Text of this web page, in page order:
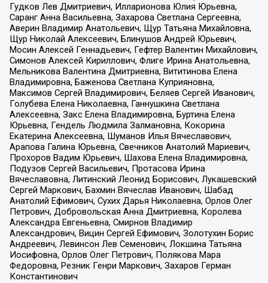
Гудков Лев Дмитриевич, Илларионова Юлия Юрьевна,
Саранг Анна Васильевна, Захарова Светлана Сергеевна,
Аверин Владимир Анатольевич, Щур Татьяна Михайловна,
Щур Николай Алексеевич, Блинушов Андрей Юрьевич,
Мосин Алексей Геннадьевич, Гефтер Валентин Михайлович,
Симонов Алексей Кириллович, Флиге Ирина Анатольевна,
Мельникова Валентина Дмитриевна, Вититинова Елена
Владимировна, Баженова Светлана Куприяновна,
Максимов Сергей Владимирович, Беляев Сергей Иванович,
Голубева Елена Николаевна, Ганнушкина Светлана
Алексеевна, Закс Елена Владимировна, Буртина Елена
Юрьевна, Гендель Людмила Залмановна, Кокорина
Екатерина Алексеевна, Шуманов Илья Вячеславович,
Арапова Галина Юрьевна, Свечников Анатолий Мариевич,
Прохоров Вадим Юрьевич, Шахова Елена Владимировна,
Подузов Сергей Васильевич, Протасова Ирина
Вячеславовна, Литинский Леонид Борисович, Лукашевский
Сергей Маркович, Бахмин Вячеслав Иванович, Шабад
Анатолий Ефимович, Сухих Дарья Николаевна, Орлов Олег
Петрович, Добровольская Анна Дмитриевна, Королева
Александра Евгеньевна, Смирнов Владимир
Александрович, Вицин Сергей Ефимович, Золотухин Борис
Андреевич, Левинсон Лев Семенович, Локшина Татьяна
Иосифовна, Орлов Олег Петрович, Полякова Мара
Федоровна, Резник Генри Маркович, Захаров Герман
Константинович